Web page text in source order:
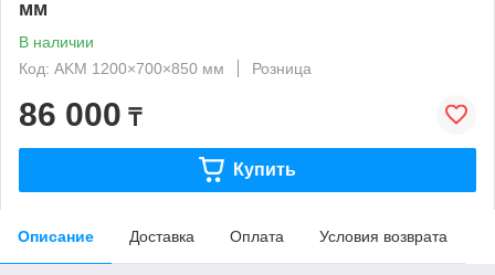
мм
В наличии
Код: AKM 1200×700×850 мм
Розница
86 000 ₸
Купить
Описание Доставка Оплата Условия возврата